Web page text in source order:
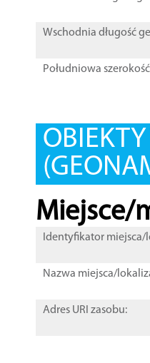
Wschodnia długość
Południowa
Miejsce/
Identyfikator miejsca/
Nazwa miejsca/
Adres URI zasobu: